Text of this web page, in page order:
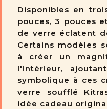
Disponibles en
pouces, 3 pouces
de verre éclatent
Certains modèles
à créer un
l'intérieur,
symbolique à ces
verre soufflé
idée cadeau